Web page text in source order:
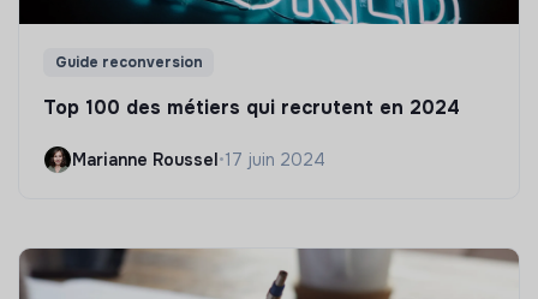
Guide reconversion
Top 100 des métiers qui recrutent en 2024
Marianne Roussel•17 juin 2024